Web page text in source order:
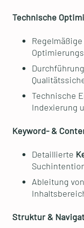
Technische
Technische
Indexierung
Keyword- &
Detaillierte
Ableitung
Struktur &